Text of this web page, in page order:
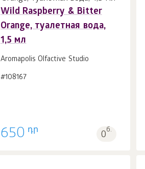
Wild Raspberry & Bitter
Orange, туалетная вода,
1,5 мл
Aromapolis Olfactive Studio
#108167
650 դր 0б.